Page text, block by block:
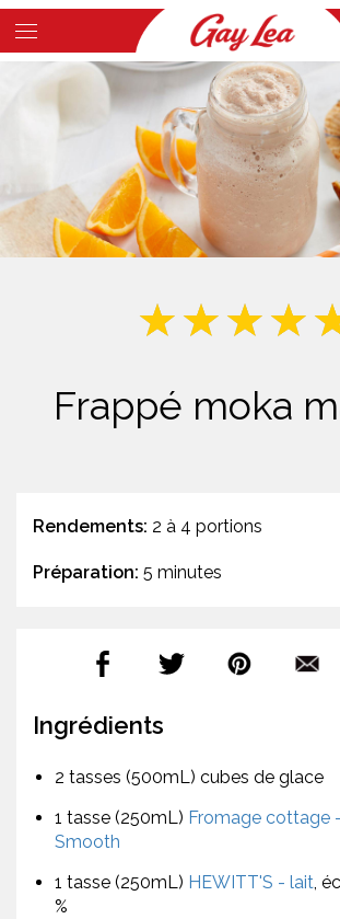
Skip
to
content
Content
Frappé moka
Rendements: 2 à 4 portions
Préparation: 5 minutes
Ingrédients
2 tasses (500mL) cubes de glace
1 tasse (250mL) Fromage cottage
Smooth
1 tasse (250mL) HEWITT'S - lait,
%